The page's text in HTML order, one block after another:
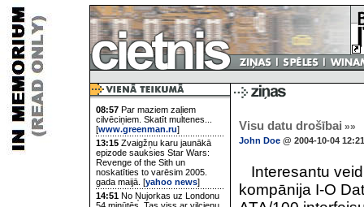
08:57 Par maziem zaļiem
cilvēciņiem. Skatīt multenes...
[www.greenman.ru]
13:15 Zvaigžņu karu jaunākā
epizode sauksies Star Wars:
Revenge of the Sith un
noskatīties to varēsim 2005.
gada maijā. [yahoo news]
14:51 No Ņujorkas uz Londonu
Visu datu drošībai »»
John Doe @ 2004-10-04 12:21
Interesantu
kompānija I-O